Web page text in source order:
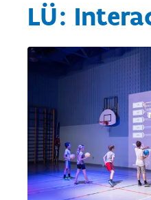
LÜ: